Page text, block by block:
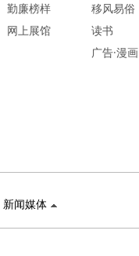
勤廉榜样
网上展馆
移风易俗
读书
广告·漫画
新闻媒体